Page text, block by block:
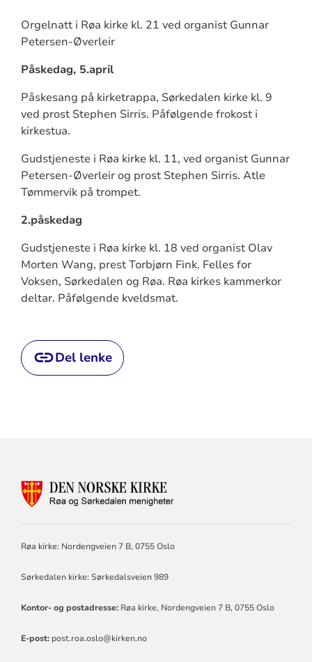
Orgelnatt i Røa kirke kl. 21 ved organist Gunnar
Petersen-Øverleir
Påskedag, 5.april
Påskesang på kirketrappa, Sørkedalen kirke kl. 9
ved prost Stephen Sirris. Påfølgende frokost i
kirkestua.
Gudstjeneste i Røa kirke kl. 11, ved organist Gunnar
Petersen-Øverleir og prost Stephen Sirris. Atle
Tømmervik på trompet.
2.påskedag
Gudstjeneste i Røa kirke kl. 18 ved organist Olav
Morten Wang, prest Torbjørn Fink. Felles for
Voksen, Sørkedalen og Røa. Røa kirkes kammerkor
deltar. Påfølgende kveldsmat.
Del lenke
FOR
MENIGHETER
Røa kirke: Nordengveien 7 B, 0755 Oslo
Sørkedalen kirke: Sørkedalsveien 989
Kontor- og postadresse:Røa kirke, Nordengveien 7 B, 0755 Oslo
E-post: post.roa.oslo@kirken.no